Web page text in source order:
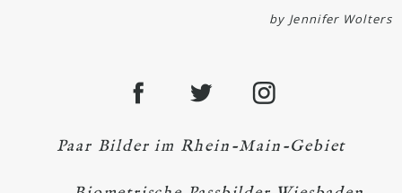
by Jennifer Wolters
Paar Bilder im Rhein-Main-Gebiet